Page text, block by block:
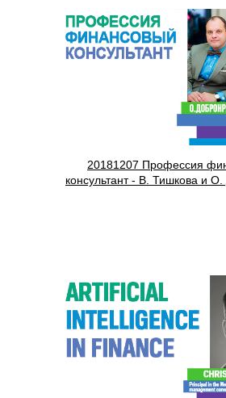
20181207 Профессия
консультант - В. Тишкова и